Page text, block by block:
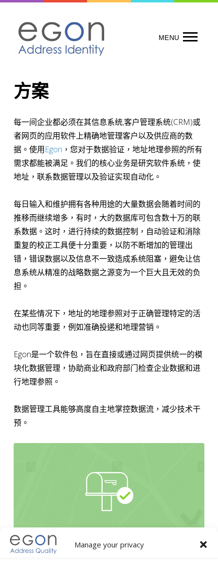
Manage your privacy
content
MENU
方案
每一间企业都必须在其信息系统,客户管理系统(CRM)或
者网页的应用软件上精确地管理客户以及供应商的数
据。使用Egon ，您对于数据验证，地址地理参照的所有
需求都能被满足。我们的核心业务是研究软件系统，使
地址，联系数据管理以及验证实现自动化。
每日输入和维护拥有各种用途的大量数据会随着时间的
推移而继续增多，有时，大的数据库可包含数十万的联
系数据。这时，进行持续的数据控制，自动验证和消除
重复的校正工具便十分重要，以防不断增加的管理出
错，错误数据以及信息不一致造成系统阻塞，避免让信
息系统从精准的战略数据之源变为一个巨大且无效的负
担。
在某些情况下，地址的地理参照对于正确管理特定的活
动也同等重要，例如准确投递和地理营销。
Egon是一个软件包，旨在直接或通过网页提供统一的模
块化数据管理，协助商业和政府部门检查企业数据和进
行地理参照。
数据管理工具能够高度自主地掌控数据流，减少技术干
预。
地址信息规范化